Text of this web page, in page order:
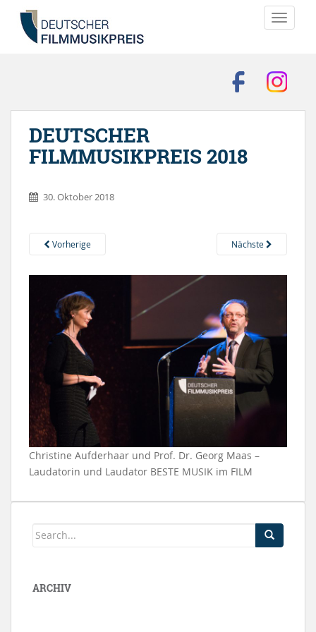
DEUTSCHER
FILMMUSIKPREIS 2018
30. Oktober 2018
Vorherige Nächste
Christine Aufderhaar und Prof. Dr. Georg Maas –
Laudatorin und Laudator BESTE MUSIK im FILM
ARCHIV